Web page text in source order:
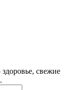
свежие